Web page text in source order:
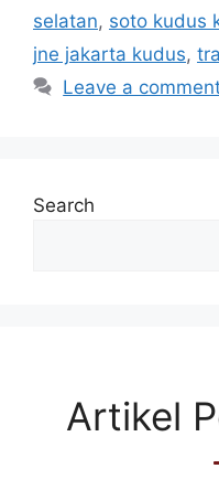
selatan, soto kudus
jne jakarta kudus,
Leave a
Search
Artikel